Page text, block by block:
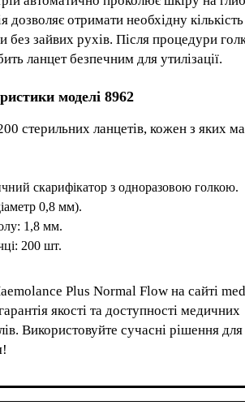
дозволяє отримати необхідну
без зайвих рухів. Після процедури
ланцет безпечним для утилізації.
моделі 8962
стерильних ланцетів, кожен з яких
скарифікатор з одноразовою голкою.
0,8 мм).
1,8 мм.
200 шт.
Plus Normal Flow на сайті
якості та доступності медичних
Використовуйте сучасні рішення для